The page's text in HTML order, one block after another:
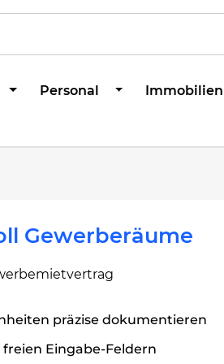
Personal Immobilien
Gewerberäume
präzise dokumentieren
Eingabe-Feldern